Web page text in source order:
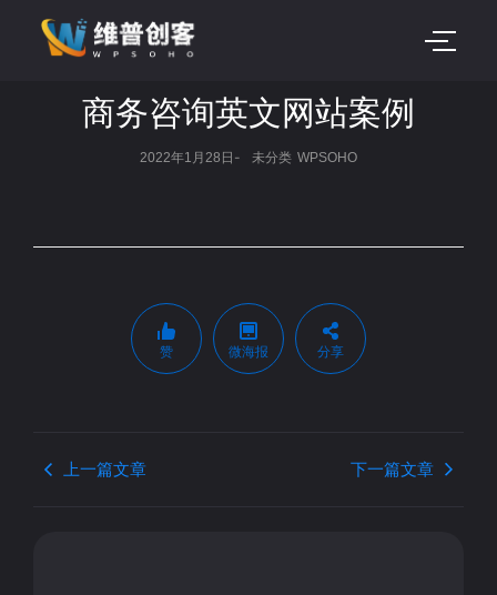
商务咨询英文网站案例
2022年1月28日 - 未分类 WPSOHO
赞 微海报 分享
上一篇文章 下一篇文章